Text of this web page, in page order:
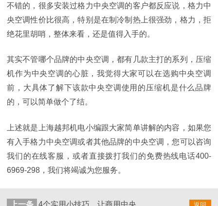
不错的，很多安装过格力中央空调的客户都反应说，格力中
央空调性价比很高，特别是在制冷制热上很强劲，格力，拒
绝花里胡哨，整体来看，还是值得入手的。
其实不管哪个品牌的中央空调，都有几款主打的系列，压缩
机作为中央空调的心脏，我觉得大家可以在选购中央空调
前，大具体了解下该款中央空调使用的压缩机是什么品牌
的，可以简单做个了结。
上述就是上海越邦机电小编跟大家简单讲解的内容，如果您
有入手格力中央空调或者其他品牌的中央空调，您可以咨询
我们的在线客服，或者直接拨打我们的免费热线电话400-
6969-298，我们将竭诚为您服务。
上一条